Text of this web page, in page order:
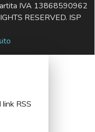
IVA 13868590962
RESERVED. ISP
RSS